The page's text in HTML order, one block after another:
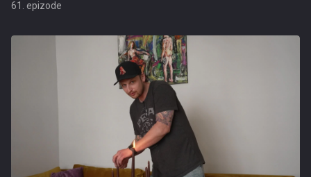
61. epizode